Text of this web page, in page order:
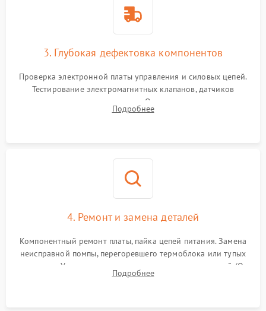
3. Глубокая дефектовка компонентов
Проверка электронной платы управления и силовых цепей.
Тестирование электромагнитных клапанов, датчиков
температуры и расходомера. Оценка степени износа
жерновов кофемолки, уплотнительных колец гидросистемы
Подробнее
4. Ремонт и замена деталей
Компонентный ремонт платы, пайка цепей питания. Замена
неисправной помпы, перегоревшего термоблока или тупых
жерновов. Установка новых силиконовых уплотнителей (O-
ring) и тефлоновых трубок для надежного устранения
Подробнее